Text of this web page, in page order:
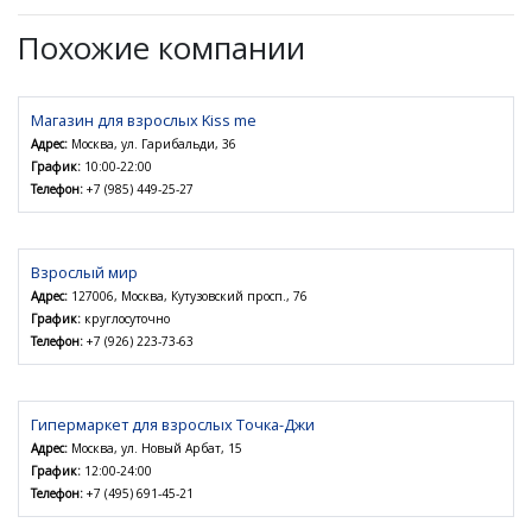
Похожие компании
Магазин для взрослых Kiss me
Адрес: Москва, ул. Гарибальди, 36
График: 10:00-22:00
Телефон: +7 (985) 449-25-27
Взрослый мир
Адрес: 127006, Москва, Кутузовский просп., 76
График: круглосуточно
Телефон: +7 (926) 223-73-63
Гипермаркет для взрослых Точка-Джи
Адрес: Москва, ул. Новый Арбат, 15
График: 12:00-24:00
Телефон: +7 (495) 691-45-21